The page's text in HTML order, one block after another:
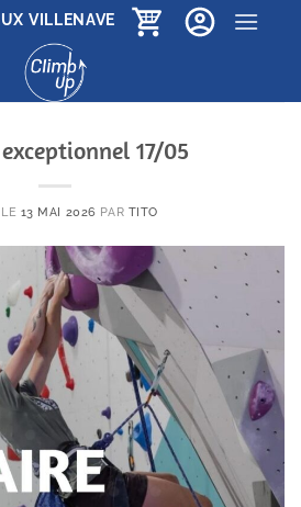
VILLENAVE
17/05
13 MAI 2026 PAR TITO